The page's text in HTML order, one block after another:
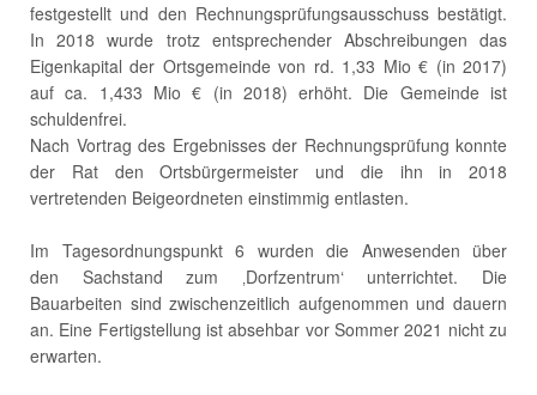
festgestellt und den Rechnungsprüfungsausschuss bestätigt.
In 2018 wurde trotz entsprechender Abschreibungen das
Eigenkapital der Ortsgemeinde von rd. 1,33 Mio € (in 2017)
auf ca. 1,433 Mio € (in 2018) erhöht. Die Gemeinde ist
schuldenfrei.
Nach Vortrag des Ergebnisses der Rechnungsprüfung konnte
der Rat den Ortsbürgermeister und die ihn in 2018
vertretenden Beigeordneten einstimmig entlasten.
Im Tagesordnungspunkt 6 wurden die Anwesenden über
den Sachstand zum ‚Dorfzentrum‘ unterrichtet. Die
Bauarbeiten sind zwischenzeitlich aufgenommen und dauern
an. Eine Fertigstellung ist absehbar vor Sommer 2021 nicht zu
erwarten.